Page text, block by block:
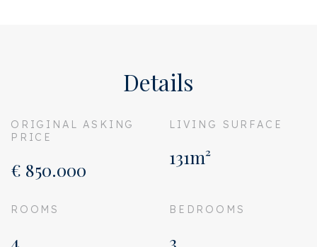
Details
ORIGINAL ASKING
PRICE
€ 850.000
LIVING SURFACE
131m²
ROOMS
4
BEDROOMS
3